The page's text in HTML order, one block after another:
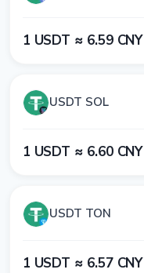
1​ USDT ≈ 6​.5​9​ CNY
USDT SOL
1​ USDT ≈ 6​.6​0​ CNY
USDT TON
1​ USDT ≈ 6​.5​7​ CNY